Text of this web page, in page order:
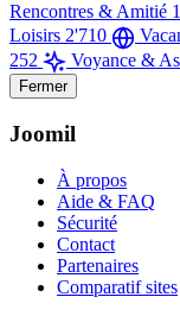
Rencontres & Amitié
Loisirs 2'710
252
Voyance &
Fermer
Joomil
À propos
Aide & FAQ
Sécurité
Contact
Partenaires
Comparatif sites